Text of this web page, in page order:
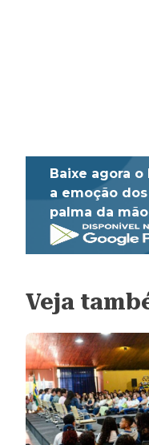
Baixe agora o
a emoção
palma da
Veja